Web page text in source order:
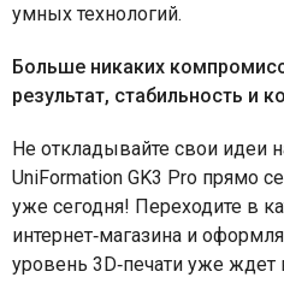
умных технологий.
Больше никаких
результат, стабильность и
Не откладывайте свои идеи
UniFormation GK3 Pro прямо
уже сегодня! Переходите в
интернет‑магазина и
уровень 3D‑печати уже ждет